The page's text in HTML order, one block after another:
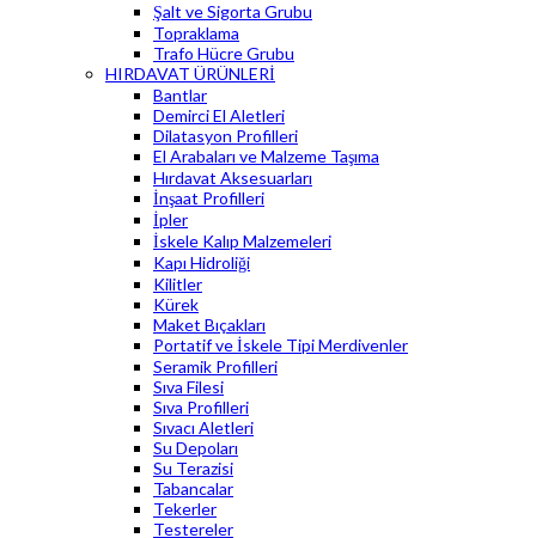
Şalt ve Sigorta Grubu
Topraklama
Trafo Hücre Grubu
HIRDAVAT ÜRÜNLERİ
Bantlar
Demirci El Aletleri
Dilatasyon Profilleri
El Arabaları ve Malzeme Taşıma
Hırdavat Aksesuarları
İnşaat Profilleri
İpler
İskele Kalıp Malzemeleri
Kapı Hidroliği
Kilitler
Kürek
Maket Bıçakları
Portatif ve İskele Tipi Merdivenler
Seramik Profilleri
Sıva Filesi
Sıva Profilleri
Sıvacı Aletleri
Su Depoları
Su Terazisi
Tabancalar
Tekerler
Testereler